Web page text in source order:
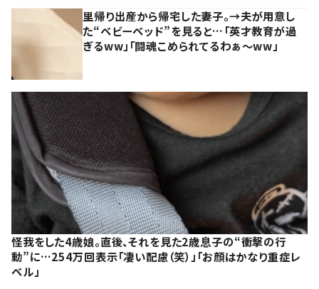
里帰り出産から帰宅した妻子。→夫が用意し
た“ベビーベッド”を見ると…「英才教育が過
ぎるww」「闘魂こめられてるわぁ～ww」
怪我をした4歳娘。直後、それを見た2歳息子の“衝撃の行
動”に…254万回表示「凄い配慮（笑）」「お顔はかなり重症レ
ベル」